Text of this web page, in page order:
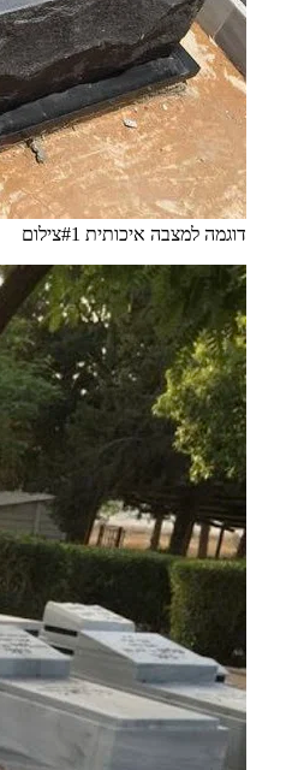
דוגמה למצבה איכותית #1 צילום